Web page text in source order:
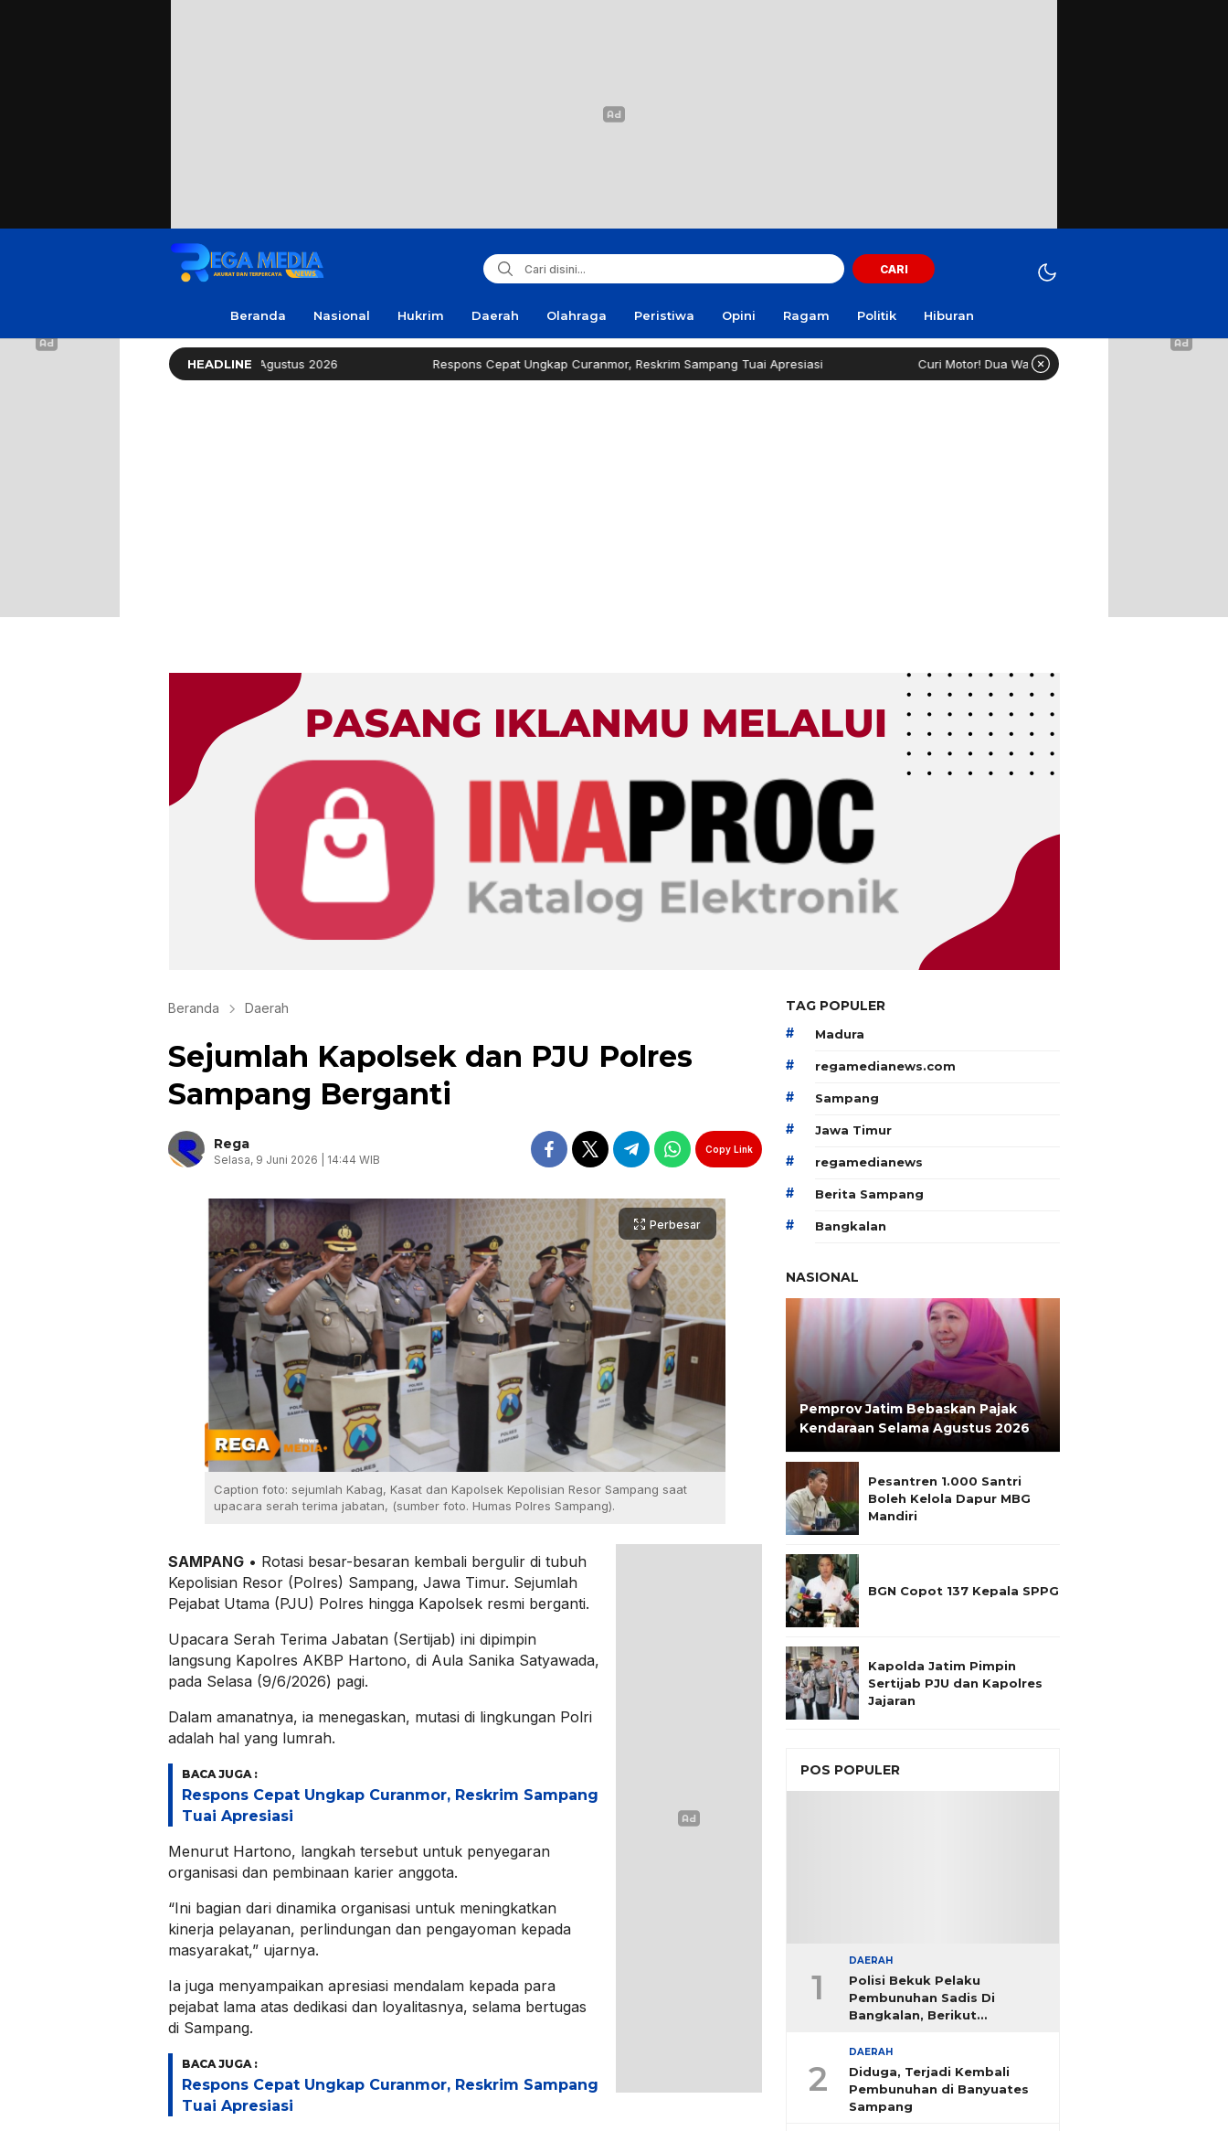
CARI
Beranda Nasional Hukrim Daerah Olahraga Peristiwa Opini Ragam Politik Hiburan
HEADLINE
Pajak Kendaraan Selama Agustus 2026 Respons Cepat Ungkap Curanmor, Reskrim Sampang Tuai Apresiasi Curi Motor! Dua Warga Batuporo Sampang Dibui
Beranda Daerah
Sejumlah Kapolsek dan PJU Polres
Sampang Berganti
Rega
Selasa, 9 Juni 2026 | 14:44 WIB
Copy Link
Perbesar
Caption foto: sejumlah Kabag, Kasat dan Kapolsek Kepolisian Resor Sampang saat
upacara serah terima jabatan, (sumber foto. Humas Polres Sampang).
SAMPANG • Rotasi besar-besaran kembali bergulir di tubuh
Kepolisian Resor (Polres) Sampang, Jawa Timur. Sejumlah
Pejabat Utama (PJU) Polres hingga Kapolsek resmi berganti.
Upacara Serah Terima Jabatan (Sertijab) ini dipimpin
langsung Kapolres AKBP Hartono, di Aula Sanika Satyawada,
pada Selasa (9/6/2026) pagi.
Dalam amanatnya, ia menegaskan, mutasi di lingkungan Polri
adalah hal yang lumrah.
BACA JUGA :
Respons Cepat Ungkap Curanmor, Reskrim Sampang
Tuai Apresiasi
Menurut Hartono, langkah tersebut untuk penyegaran
organisasi dan pembinaan karier anggota.
“Ini bagian dari dinamika organisasi untuk meningkatkan
kinerja pelayanan, perlindungan dan pengayoman kepada
masyarakat,” ujarnya.
Ia juga menyampaikan apresiasi mendalam kepada para
pejabat lama atas dedikasi dan loyalitasnya, selama bertugas
di Sampang.
BACA JUGA :
Respons Cepat Ungkap Curanmor, Reskrim Sampang
Tuai Apresiasi
TAG POPULER
# Madura
# regamedianews.com
# Sampang
# Jawa Timur
# regamedianews
# Berita Sampang
# Bangkalan
NASIONAL
Pemprov Jatim Bebaskan Pajak
Kendaraan Selama Agustus 2026
Pesantren 1.000 Santri
Boleh Kelola Dapur MBG
Mandiri
BGN Copot 137 Kepala SPPG
Kapolda Jatim Pimpin
Sertijab PJU dan Kapolres
Jajaran
POS POPULER
1
DAERAH
Polisi Bekuk Pelaku
Pembunuhan Sadis Di
Bangkalan, Berikut
2
DAERAH
Diduga, Terjadi Kembali
Pembunuhan di Banyuates
Sampang